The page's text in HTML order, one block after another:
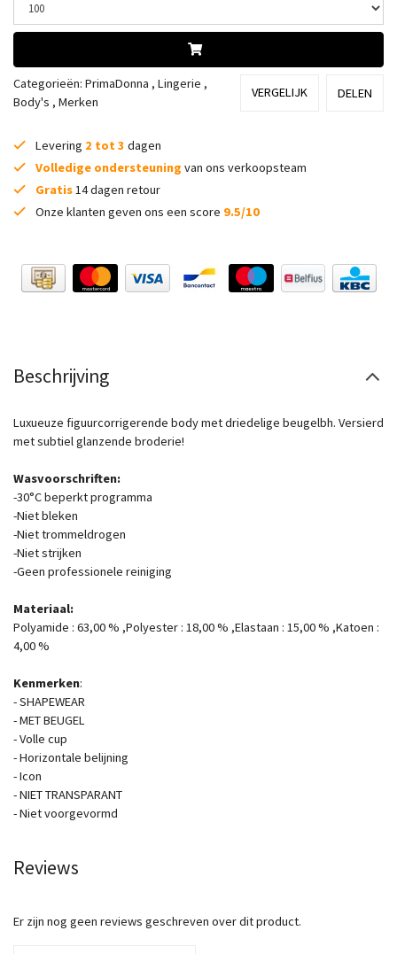
Categorieën: PrimaDonna , Lingerie ,
Body's , Merken
VERGELIJK DELEN
Levering 2 tot 3 dagen
Volledige ondersteuning van ons verkoopsteam
Gratis14 dagen retour
Onze klanten geven ons een score 9.5/10
Beschrijving
Luxueuze figuurcorrigerende body met driedelige beugelbh. Versierd
met subtiel glanzende broderie!
Wasvoorschriften:
-30°C beperkt programma
-Niet bleken
-Niet trommeldrogen
-Niet strijken
-Geen professionele reiniging
Materiaal:
Polyamide : 63,00 % ,Polyester : 18,00 % ,Elastaan : 15,00 % ,Katoen :
4,00 %
Kenmerken:
- SHAPEWEAR
- MET BEUGEL
- Volle cup
- Horizontale belijning
- Icon
- NIET TRANSPARANT
- Niet voorgevormd
Reviews
Er zijn nog geen reviews geschreven over dit product.